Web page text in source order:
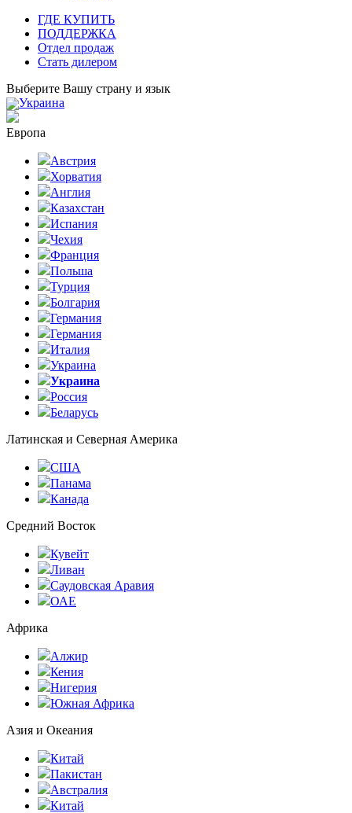
ГДЕ КУПИТЬ
ПОДДЕРЖКА
Отдел продаж
Стать дилером
Выберите Вашу страну и язык
Украина
Европа
Австрия
Хорватия
Англия
Казахстан
Испания
Чехия
Франция
Польша
Турция
Болгария
Германия
Германия
Италия
Украина
Украина
Россия
Беларусь
Латинская и Северная Америка
США
Панама
Канада
Средний Восток
Кувейт
Ливан
Саудовская Аравия
ОАЕ
Африка
Алжир
Кения
Нигерия
Южная Африка
Азия и Океания
Китай
Пакистан
Австралия
Китай